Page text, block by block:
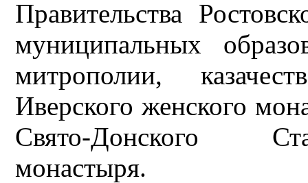
Правительства
муниципальных
митрополии,
Иверского женского
Свято-Донского
монастыря.